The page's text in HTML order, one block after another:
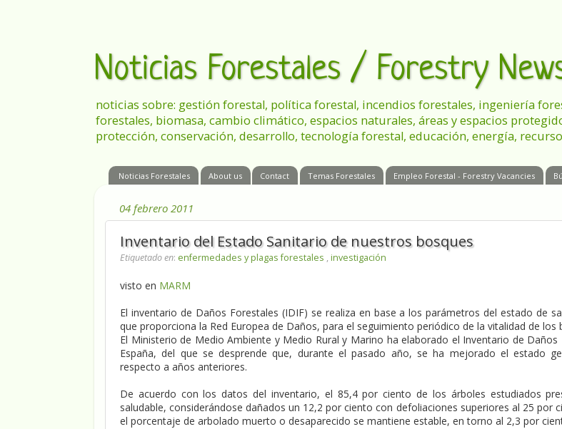
Noticias Forestales / Forestry
noticias sobre: gestión forestal, política forestal, incendios forestales, ingeniería
forestales, biomasa, cambio climático, espacios naturales, áreas y espacios
protección, conservación, desarrollo, tecnología forestal, educación, energía,
Noticias Forestales About us Contact Temas Forestales Empleo Forestal - Forestry Vacancies
04 febrero 2011
Inventario del Estado Sanitario de nuestros bosques
Etiquetado en: enfermedades y plagas forestales , investigación
visto en MARM
El inventario de Daños Forestales (IDIF) se realiza en base a los parámetros del estado de
que proporciona la Red Europea de Daños, para el seguimiento periódico de la vitalidad de los
El Ministerio de Medio Ambiente y Medio Rural y Marino ha elaborado el Inventario de Daños
España, del que se desprende que, durante el pasado año, se ha mejorado el estado
respecto a años anteriores.
De acuerdo con los datos del inventario, el 85,4 por ciento de los árboles estudiados
saludable, considerándose dañados un 12,2 por ciento con defoliaciones superiores al 25 por
el porcentaje de arbolado muerto o desaparecido se mantiene estable, en torno al 2,3 por